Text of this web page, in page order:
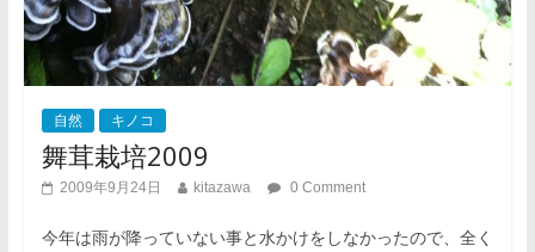
自然 キノコ
舞茸栽培2009
2009年9月24日 kitazawa 0 Comment
今年は雨が降っていない事と水かけをしなかったので、全く